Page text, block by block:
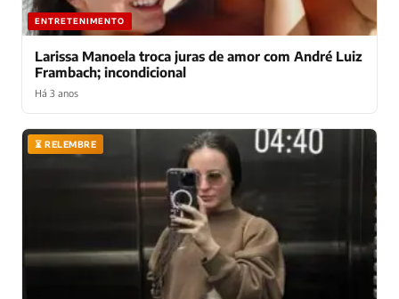
ENTRETENIMENTO
Larissa Manoela troca juras de amor com André Luiz
Frambach; incondicional
Há 3 anos
⏳ RELEMBRE